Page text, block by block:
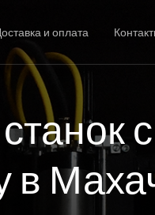
и оплата
в